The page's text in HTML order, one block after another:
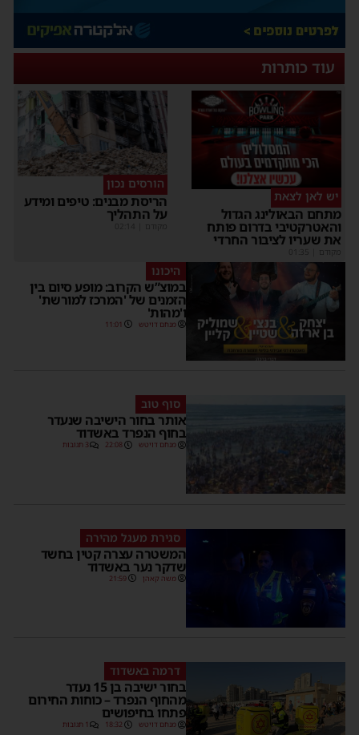
עוד כותרות
יש לאן לצאת
מתחם הבאולינג הגדול
והאטרקטיבי בדרום פותח
את שעריו לציבור החרדי
מקודם
הורסים נכון
הריסת מבנים: טיפים ומידע
על התהליך
מקודם
היכונו
במוצ”ש הקרוב: מופע סיום בין
הזמנים של 'המרכז למורשת'
ו'מהות'
מנחם דויטש 11:01
סוף טוב
אותר בחור הישיבה שנעדר
בחוף הנפרד באשדוד
מנחם דויטש 22:08 3 תגובות
סגירת מעגל מהירה
המשטרה עצרה קטין בחשד
שדקר נער באשדוד
משה קאהן 21:59
דרמה באשדוד
בחור ישיבה בן 15 נעדר
מהחוף הנפרד – כוחות החירום
פתחו בחיפושים
מנחם דויטש 18:32 1 תגובות